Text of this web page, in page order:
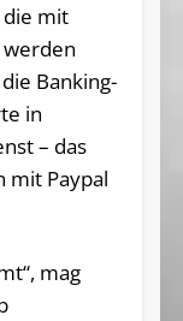
mit
Banking-
in
– das
mit Paypal
mag